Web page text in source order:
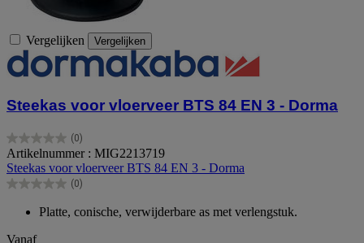
Vergelijken Vergelijken
Steekas voor vloerveer BTS 84 EN 3 - Dorma
(0)
0.0
van
de
5
Artikelnummer : MIG2213719
Steekas voor vloerveer BTS 84 EN 3 - Dorma
(0)
0.0
5
Platte, conische, verwijderbare as met verlengstuk.
Vanaf